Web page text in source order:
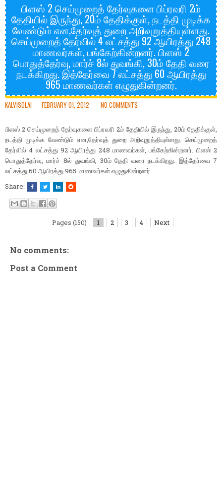
பிளஸ் 2 செய்முறைத் தேர்வுகளை பிப்ரவரி 2ம்
தேதியில் இருந்து, 20ம் தேதிக்குள், நடத்தி முடிக்க
வேண்டும் என,தேர்வுத் துறை அறிவுறுத்தியுள்ளது.
செய்முறைத் தேர்வில் 4 லட்சத்து 92 ஆயிரத்து 248
மாணவர்கள், பங்கேற்கின்றனர். பிளஸ் 2
பொதுத்தேர்வு, மார்ச் 8ல் துவங்கி, 30ம் தேதி வரை
நடக்கிறது. இத்தேர்வை 7 லட்சத்து 60 ஆயிரத்து
965 மாணவர்கள் எழுதுகின்றனர்.
KALVISOLAI FEBRUARY 01, 2012 NO COMMENTS
பிளஸ்2செய்முறைத் தேர்வுகளை பிப்ரவரி 2ம் தேதியில் இருந்து, 20ம் தேதிக்குள்,
நடத்தி முடிக்க வேண்டும் என,தேர்வுத் துறை அறிவுறுத்தியுள்ளது. செய்முறைத்
தேர்வில்4 லட்சத்து92ஆயிரத்து 248மாணவர்கள்,பங்கேற்கின்றனர். பிளஸ்2
பொதுத்தேர்வு,மார்ச் 8ல் துவங்கி, 30ம் தேதி வரை நடக்கிறது. இத்தேர்வை 7
லட்சத்து 60 ஆயிரத்து 965 மாணவர்கள் எழுதுகின்றனர்.
Share:
Pages (150) 1 2 3 4 Next
No comments:
Post a Comment